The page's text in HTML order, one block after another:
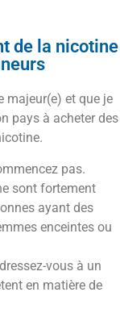
Classic FR 10ml
– VDLV
4.90€
au panier
de la nicotine
majeur(e) et que je
pays à acheter des
pas.
sont fortement
ayant des
enceintes ou
vous à un
en matière de